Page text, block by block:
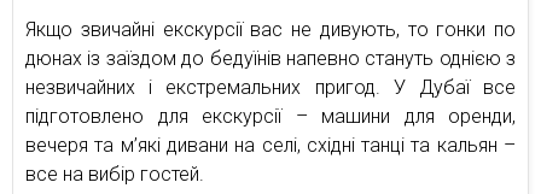
Якщо звичайні екскурсії вас не дивують, то гонки по
дюнах із заїздом до бедуїнів напевно стануть однією з
незвичайних і екстремальних пригод. У Дубаї все
підготовлено для екскурсії – машини для оренди,
вечеря та м’які дивани на селі, східні танці та кальян –
все на вибір гостей.